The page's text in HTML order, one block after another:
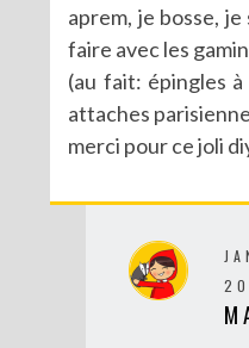
aprem, je bosse, je
faire avec les
(au fait: épingles
attaches
merci pour ce joli